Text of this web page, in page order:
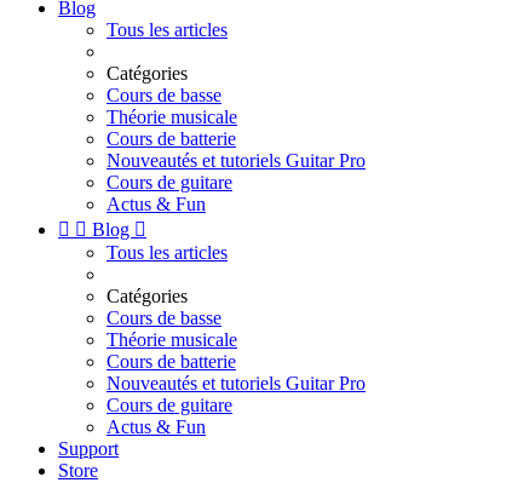
Blog
Tous les articles
Catégories
Cours de basse
Théorie musicale
Cours de batterie
Nouveautés et tutoriels Guitar Pro
Cours de guitare
Actus & Fun
  Blog 
Tous les articles
Catégories
Cours de basse
Théorie musicale
Cours de batterie
Nouveautés et tutoriels Guitar Pro
Cours de guitare
Actus & Fun
Support
Store